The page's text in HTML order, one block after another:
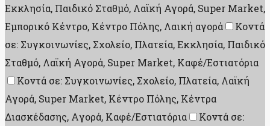
Εκκλησία, Παιδικό Σταθμό, Λαϊκή Αγορά, Super Market,
Εμπορικό Κέντρο, Κέντρο Πόλης, Λαική αγορά
Κοντά
σε: Συγκοινωνίες, Σχολείο, Πλατεία, Εκκλησία, Παιδικό
Σταθμό, Λαϊκή Αγορά, Super Market, Καφέ/Εστιατόρια
Κοντά σε: Συγκοινωνίες, Σχολείο, Πλατεία, Λαϊκή
Αγορά, Super Market, Κέντρο Πόλης, Κέντρα
Διασκέδασης, Aγορά, Καφέ/Εστιατόρια
Κοντά σε: